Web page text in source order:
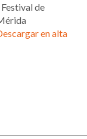
de
en alta